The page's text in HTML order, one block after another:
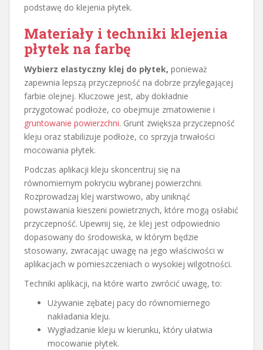
podstawę do klejenia płytek.
Materiały i techniki klejenia
płytek na farbę
Wybierz elastyczny klej do płytek, ponieważ
zapewnia lepszą przyczepność na dobrze przylegającej
farbie olejnej. Kluczowe jest, aby dokładnie
przygotować podłoże, co obejmuje zmatowienie i
gruntowanie powierzchni. Grunt zwiększa przyczepność
kleju oraz stabilizuje podłoże, co sprzyja trwałości
mocowania płytek.
Podczas aplikacji kleju skoncentruj się na
równomiernym pokryciu wybranej powierzchni.
Rozprowadzaj klej warstwowo, aby uniknąć
powstawania kieszeni powietrznych, które mogą osłabić
przyczepność. Upewnij się, że klej jest odpowiednio
dopasowany do środowiska, w którym będzie
stosowany, zwracając uwagę na jego właściwości w
aplikacjach w pomieszczeniach o wysokiej wilgotności.
Techniki aplikacji, na które warto zwrócić uwagę, to:
Używanie zębatej pacy do równomiernego
nakładania kleju.
Wygładzanie kleju w kierunku, który ułatwia
mocowanie płytek.